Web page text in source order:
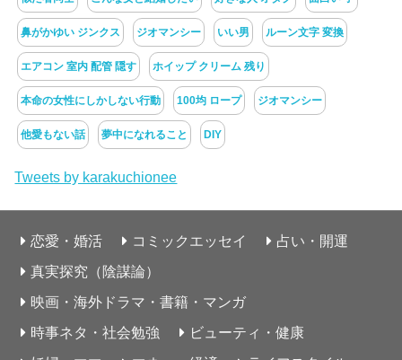
鼻がかゆい ジンクス ジオマンシー いい男 ルーン文字 変換
エアコン 室内 配管 隠す ホイップ クリーム 残り
本命の女性にしかしない行動 100均 ロープ ジオマンシー
他愛もない話 夢中になれること DIY
Tweets by karakuchionee
恋愛・婚活 コミックエッセイ
占い・開運
真実探究（陰謀論）
映画・海外ドラマ・書籍・マンガ
時事ネタ・社会勉強
ビューティ・健康